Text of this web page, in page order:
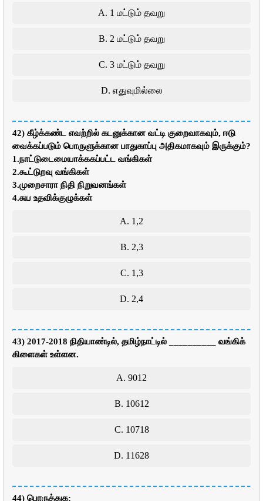
A. 1 மட்டும் தவறு
B. 2 மட்டும் தவறு
C. 3 மட்டும் தவறு
D. எதுவுமில்லை
42) கீழ்க்கண்ட எவற்றில் கடனுக்கான வட்டி குறைவாகவும், ஈடு
வைக்கப்படும் பொருளுக்கான பாதுகாப்பு அதிகமாகவும் இருக்கும்?
1.நாட்டுடைமையாக்ககப்பட்ட வங்கிகள்
2.கூட்டுறவு வங்கிகள்
3.முறைசாரா நிதி நிறுவனங்கள்
4.சுய உதவிக்குழுக்கள்
A. 1,2
B. 2,3
C. 1,3
D. 2,4
43) 2017-2018 நிதியாண்டில், தமிழ்நாட்டில் __________ வங்கிக்
கிளைகள் உள்ளன.
A. 9012
B. 10612
C. 10718
D. 11628
44) பொருத்துக: